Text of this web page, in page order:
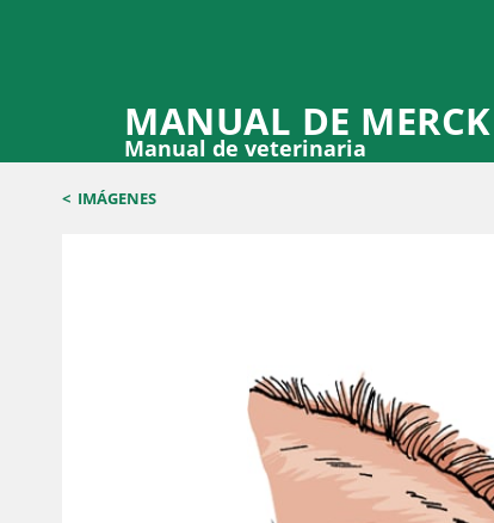
MANUAL DE MERCK
Manual de veterinaria
< IMÁGENES